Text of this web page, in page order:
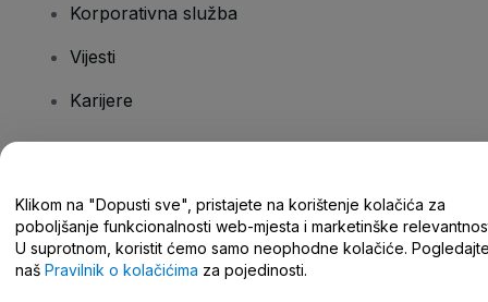
Korporativna služba
Vijesti
Karijere
Centar za pomoć/kontaktirajte nas
Klikom na "Dopusti sve", pristajete na korištenje kolačića za
poboljšanje funkcionalnosti web-mjesta i marketinške
U suprotnom, koristit ćemo samo neophodne kolačiće.
naš Pravilnik o kolačićima za pojedinosti.